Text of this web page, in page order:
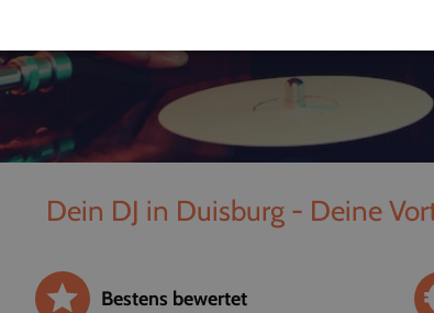
Dein DJ in Duisburg - Deine
Bestens bewertet